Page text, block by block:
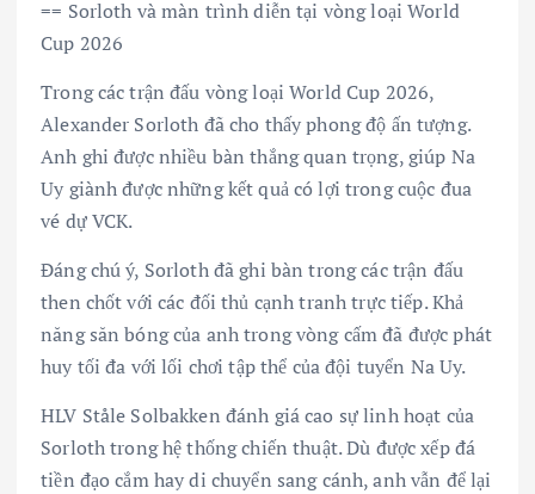
== Sorloth và màn trình diễn tại vòng loại World
Cup 2026
Trong các trận đấu vòng loại World Cup 2026,
Alexander Sorloth đã cho thấy phong độ ấn tượng.
Anh ghi được nhiều bàn thắng quan trọng, giúp Na
Uy giành được những kết quả có lợi trong cuộc đua
vé dự VCK.
Đáng chú ý, Sorloth đã ghi bàn trong các trận đấu
then chốt với các đối thủ cạnh tranh trực tiếp. Khả
năng săn bóng của anh trong vòng cấm đã được phát
huy tối đa với lối chơi tập thể của đội tuyển Na Uy.
HLV Ståle Solbakken đánh giá cao sự linh hoạt của
Sorloth trong hệ thống chiến thuật. Dù được xếp đá
tiền đạo cắm hay di chuyển sang cánh, anh vẫn để lại